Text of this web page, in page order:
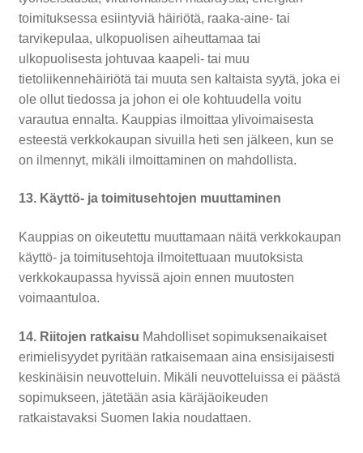
toimituksessa esiintyviä häiriötä, raaka-aine- tai
tarvikepulaa, ulkopuolisen aiheuttamaa tai
ulkopuolisesta johtuvaa kaapeli- tai muu
tietoliikennehäiriötä tai muuta sen kaltaista syytä, joka ei
ole ollut tiedossa ja johon ei ole kohtuudella voitu
varautua ennalta. Kauppias ilmoittaa ylivoimaisesta
esteestä verkkokaupan sivuilla heti sen jälkeen, kun se
on ilmennyt, mikäli ilmoittaminen on mahdollista.
13. Käyttö- ja toimitusehtojen muuttaminen
Kauppias on oikeutettu muuttamaan näitä verkkokaupan
käyttö- ja toimitusehtoja ilmoitettuaan muutoksista
verkkokaupassa hyvissä ajoin ennen muutosten
voimaantuloa.
14. Riitojen ratkaisu Mahdolliset sopimuksenaikaiset
erimielisyydet pyritään ratkaisemaan aina ensisijaisesti
keskinäisin neuvotteluin. Mikäli neuvotteluissa ei päästä
sopimukseen, jätetään asia käräjäoikeuden
ratkaistavaksi Suomen lakia noudattaen.